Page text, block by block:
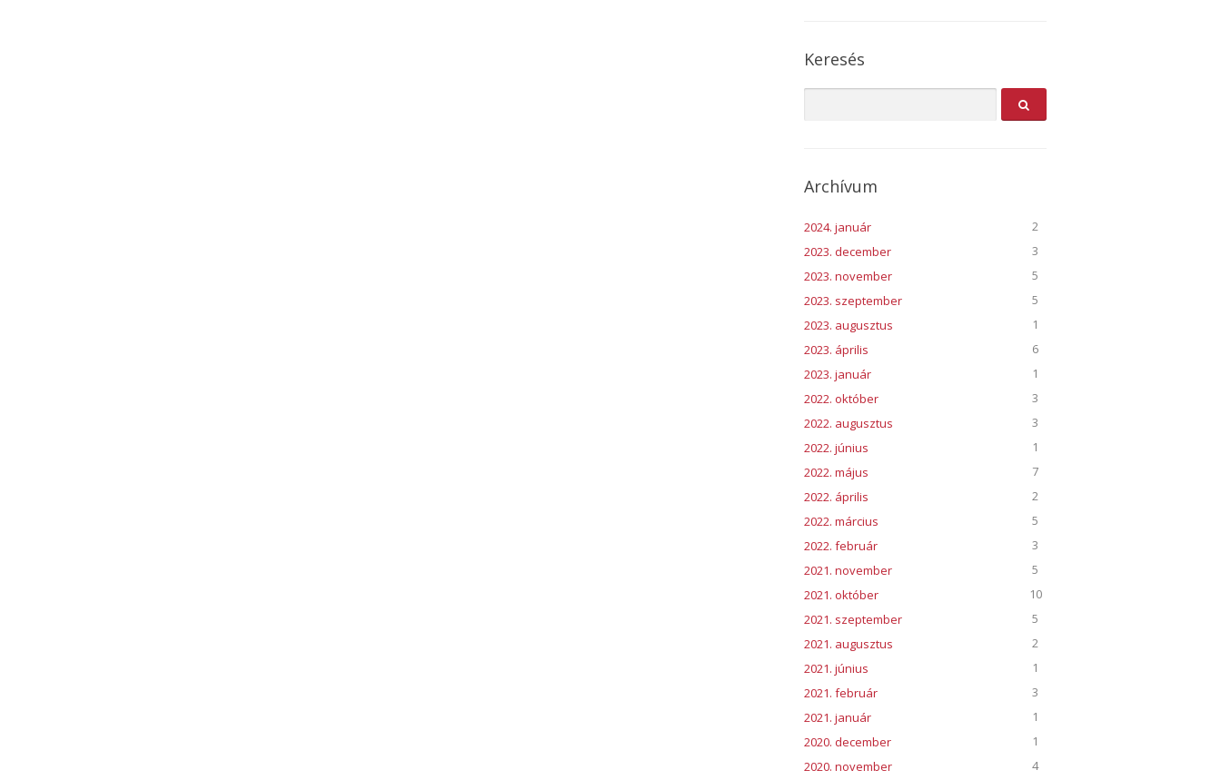
Keresés
Archívum
2024. január
2
2023. december
3
2023. november
5
2023. szeptember
5
2023. augusztus
1
2023. április
6
2023. január
1
2022. október
3
2022. augusztus
3
2022. június
1
2022. május
7
2022. április
2
2022. március
5
2022. február
3
2021. november
5
2021. október
10
2021. szeptember
5
2021. augusztus
2
2021. június
1
2021. február
3
2021. január
1
2020. december
1
2020. november
4